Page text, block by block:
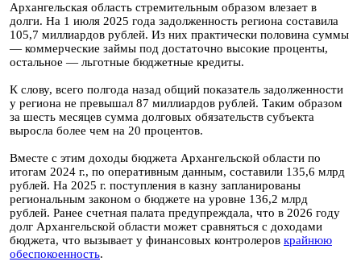
Архангельская область стремительным образом влезает в
долги. На 1 июля 2025 года задолженность региона составила
105,7 миллиардов рублей. Из них практически половина суммы
— коммерческие займы под достаточно высокие проценты,
остальное — льготные бюджетные кредиты.
К слову, всего полгода назад общий показатель задолженности
у региона не превышал 87 миллиардов рублей. Таким образом
за шесть месяцев сумма долговых обязательств субъекта
выросла более чем на 20 процентов.
Вместе с этим доходы бюджета Архангельской области по
итогам 2024 г., по оперативным данным, составили 135,6 млрд
рублей. На 2025 г. поступления в казну запланированы
региональным законом о бюджете на уровне 136,2 млрд
рублей. Ранее счетная палата предупреждала, что в 2026 году
долг Архангельской области может сравняться с доходами
бюджета, что вызывает у финансовых контролеров крайнюю
обеспокоенность.